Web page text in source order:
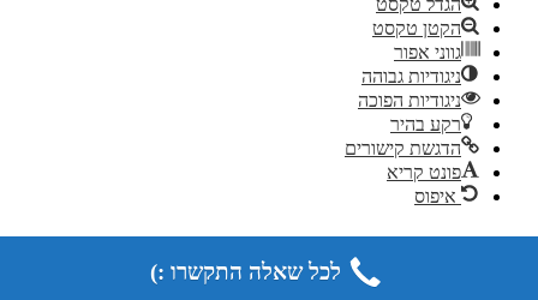
לכל שאלה התקשרו :)
הקטן טקסט
גווני אפור
ניגודיות גבוהה
ניגודיות הפוכה
רקע בהיר
הדגשת קישורים
פונט קריא
איפוס